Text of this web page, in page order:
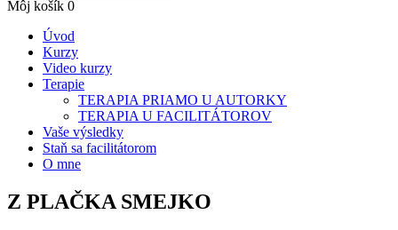
Môj košík 0
Úvod
Kurzy
Video kurzy
Terapie
TERAPIA PRIAMO U AUTORKY
TERAPIA U FACILITÁTOROV
Vaše výsledky
Staň sa facilitátorom
O mne
Z PLAČKA SMEJKO